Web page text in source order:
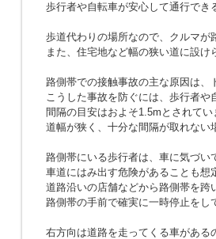
歩行者や自転車が安心して通行でき
歩道代わりの場所なので、クルマが
また、住宅地など幅の狭い道に設
路側帯での接触事故の主な原因は
こうした事故を防ぐには、歩行者
間隔の目安はおよそ1.5mとされてい
道幅が狭く、十分な間隔が取れない
路側帯にいる歩行者は、車に気づい
車道にはみ出す危険があることも想
道路沿いの店舗などから路側帯を跨
路側帯の手前で確実に一時停止を
右方向は道路を走ってくる車がある